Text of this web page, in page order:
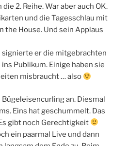
2. Reihe. War aber auch OK.
und die Tagesschlau mit
the House. Und sein Applaus
signierte er die mitgebrachten
Publikum. Einige haben sie
misbraucht … also
an. Diesmal
Eins hat geschummelt. Das
gibt noch Gerechtigkeit
ein paarmal Live und dann